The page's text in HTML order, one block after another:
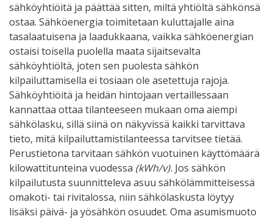
sähköyhtiöitä ja päättää sitten, miltä yhtiöltä sähkönsä
ostaa. Sähköenergia toimitetaan kuluttajalle aina
tasalaatuisena ja laadukkaana, vaikka sähköenergian
ostaisi toisella puolella maata sijaitsevalta
sähköyhtiöltä, joten sen puolesta sähkön
kilpailuttamisella ei tosiaan ole asetettuja rajoja.
Sähköyhtiöitä ja heidän hintojaan vertaillessaan
kannattaa ottaa tilanteeseen mukaan oma aiempi
sähkölasku, sillä siinä on näkyvissä kaikki tarvittava
tieto, mitä kilpailuttamistilanteessa tarvitsee tietää.
Perustietona tarvitaan sähkön vuotuinen käyttömäärä
kilowattitunteina vuodessa (kWh/v). Jos sähkön
kilpailutusta suunnitteleva asuu sähkölämmitteisessä
omakoti- tai rivitalossa, niin sähkölaskusta löytyy
lisäksi päivä- ja yösähkön osuudet. Oma asumismuoto